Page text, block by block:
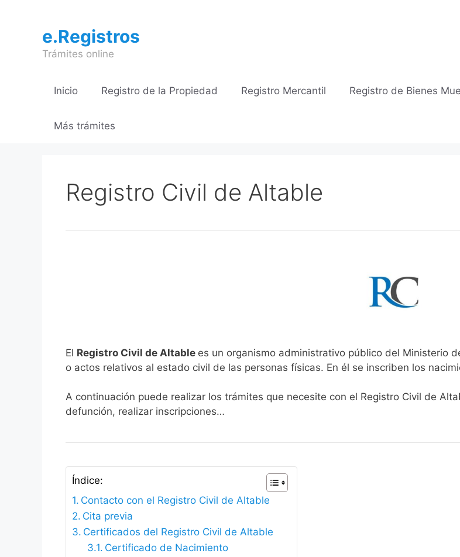
contenidoe.Registros
Trámites online
Inicio Registro de la Propiedad Registro Mercantil Registro de Bienes
Más trámites
Registro Civil de Altable
El Registro Civil de Altable es un organismo administrativo público del Ministerio
o actos relativos al estado civil de las personas físicas. En él se inscriben los
A continuación puede realizar los trámites que necesite con el Registro Civil de
defunción, realizar inscripciones…
Índice:
Contacto con el Registro Civil de Altable
Cita previa
Certificados del Registro Civil de Altable
Certificado de Nacimiento